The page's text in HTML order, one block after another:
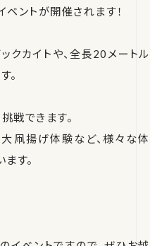
ントが開催されます！
クカイトや、全長20メートル
。
戦できます。
大凧揚げ体験など、様々な体
す。